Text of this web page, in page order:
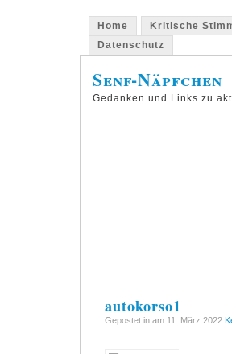
Home Kritische
Datenschutz
Senf-Näpfchen
Gedanken und Links zu
autokorso1
Gepostet in am 11. März 2022